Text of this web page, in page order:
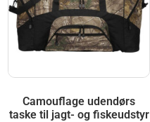
Camouflage udendørs
taske til jagt- og fiskeudstyr